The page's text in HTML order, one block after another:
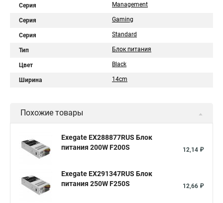
Серия Management
Серия Gaming
Серия Standard
Тип Блок питания
Цвет Black
Ширина 14cm
Похожие товары
Exegate EX288877RUS Блок
питания 200W F200S
12,14 ₽
Exegate EX291347RUS Блок
питания 250W F250S
12,66 ₽